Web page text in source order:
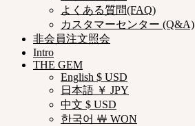
よくある質問(FAQ)
カスタマーセンター (Q&A)
非会員注文照会
Intro
THE GEM
English $ USD
日本語 ￥ JPY
中文 $ USD
한국어 ￦ WON